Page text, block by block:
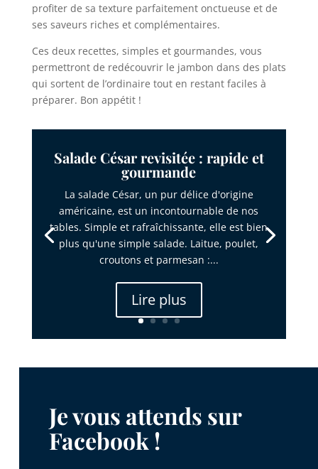
profiter de sa texture parfaitement onctueuse et de
ses saveurs riches et complémentaires.
Ces deux recettes, simples et gourmandes, vous
permettront de redécouvrir le jambon dans des plats
qui sortent de l’ordinaire tout en restant faciles à
préparer. Bon appétit !
Salade César revisitée : rapide et
gourmande
La salade César, un pur délice d'origine
américaine, est un incontournable de nos
tables. Simple et rafraîchissante, elle est bien
plus qu'une simple salade. Laitue, poulet,
croutons et parmesan :...
Lire plus
Je vous attends sur
Facebook !